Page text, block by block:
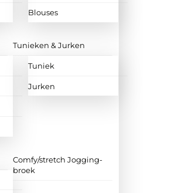
Blouses
Tunieken & Jurken
Tuniek
Jurken
Comfy/stretch Jogging-
broek